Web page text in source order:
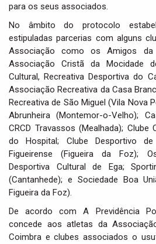
para os seus associados.
No âmbito do protocolo
estipuladas parcerias com alguns
Associação como os Amigos da
Associação Cristã da Mocidade
Cultural, Recreativa Desportiva do
Associação Recreativa da Casa
Recreativa de São Miguel (Vila Nova
Abrunheira (Montemor-o-Velho);
CRCD Travassos (Mealhada); Clube
do Hospital; Clube Desportivo
Figueirense (Figueira da Foz);
Desportiva Cultural de Ega;
(Cantanhede); e Sociedade Boa
Figueira da Foz).
De acordo com A Previdência
concede aos atletas da
Coimbra e clubes associados o